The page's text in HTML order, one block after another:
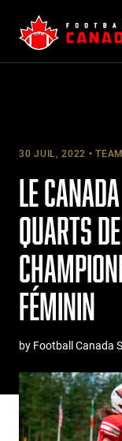
content
30 JUIL, 2022
LE
QUARTS
FÉMININ
by Football Canada